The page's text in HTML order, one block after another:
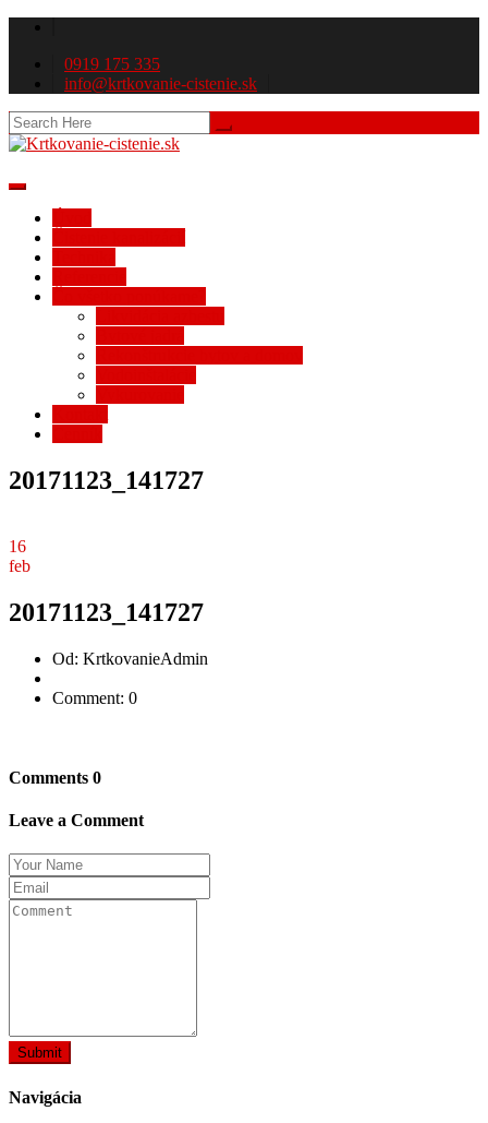
0919 175 335
info@krtkovanie-cistenie.sk
20171123_141727
16
feb
20171123_141727
Od: KrtkovanieAdmin
Comment: 0
Comments 0
Leave a Comment
Navigácia